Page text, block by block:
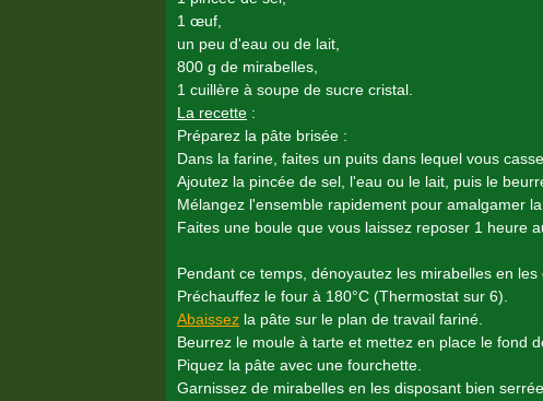
1 œuf,
un peu d'eau ou de lait,
800 g de mirabelles,
1 cuillère à soupe de sucre cristal.
La recette :
Préparez la pâte brisée :
Dans la farine, faites un puits dans lequel vous
Ajoutez la pincée de sel, l'eau ou le lait, puis le
Mélangez l'ensemble rapidement pour amalgamer
Faites une boule que vous laissez reposer 1 heure
Pendant ce temps, dénoyautez les mirabelles en les
Préchauffez le four à 180°C (Thermostat sur 6).
Abaissez la pâte sur le plan de travail fariné.
Beurrez le moule à tarte et mettez en place le fond
Piquez la pâte avec une fourchette.
Garnissez de mirabelles en les disposant bien